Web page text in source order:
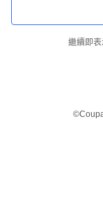
繼續即